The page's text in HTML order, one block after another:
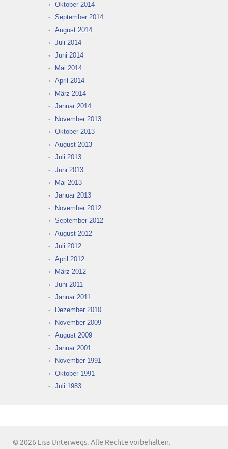
Oktober 2014
September 2014
August 2014
Juli 2014
Juni 2014
Mai 2014
April 2014
März 2014
Januar 2014
November 2013
Oktober 2013
August 2013
Juli 2013
Juni 2013
Mai 2013
Januar 2013
November 2012
September 2012
August 2012
Juli 2012
April 2012
März 2012
Juni 2011
Januar 2011
Dezember 2010
November 2009
August 2009
Januar 2001
November 1991
Oktober 1991
Juli 1983
© 2026 Lisa Unterwegs. Alle Rechte vorbehalten.